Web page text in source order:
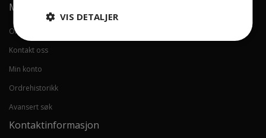
Min konto
Om oss
Kontakt oss
Min konto
Ordrehistorikk
Avansert søk
Kontaktinformasjon
VIS DETALJER